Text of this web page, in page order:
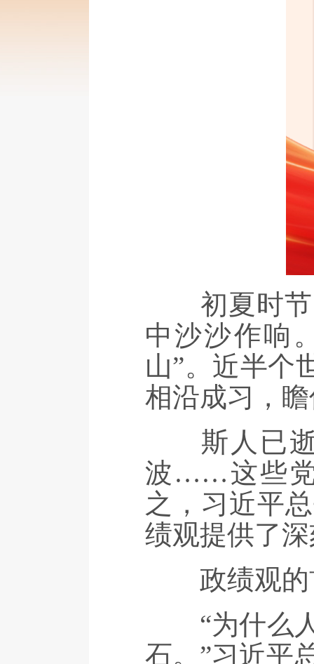
初夏时节
中沙沙作响
山”。近半个
相沿成习，
斯人已逝
波……这些党
之，习近平
绩观提供了
政绩观的首
“为什么人
石。”习近平